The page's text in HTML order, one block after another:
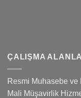
ÇALIŞMA
Resmi Muhasebe
Mali Müşavirlik